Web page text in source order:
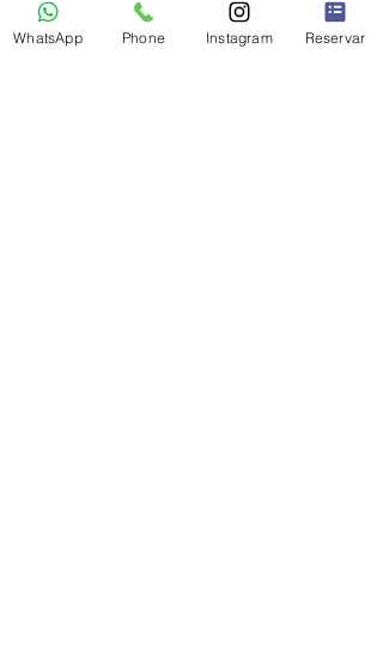
WhatsApp Phone Instagram Reservar